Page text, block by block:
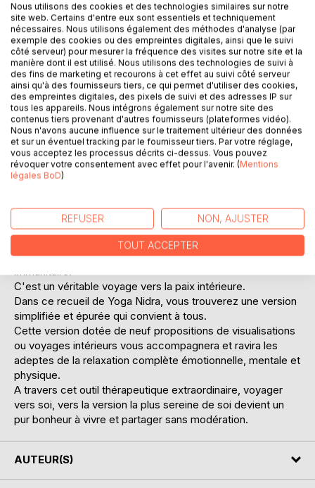
DESCRIPTION
Je suis accompagnante dans l'âme.
Après plus de 30 ans à travailler en équipe dans un métier
passionnément humain, mon savoir-être est devenu mon
savoir faire. J'ai choisi d'accompagner
professionnellement dans le domaine du bien-être pour
pratique du Yoga Nidra réduit significativement le stress,
l'anxiété, la détresse psychologique, la fatigue, jusqu'à
redonner au corps son état paisible et équilibré.
Il améliore la qualité du sommeil et renforce le système
immunitaire.
C'est un véritable voyage vers la paix intérieure.
Dans ce recueil de Yoga Nidra, vous trouverez une version
simplifiée et épurée qui convient à tous.
Cette version dotée de neuf propositions de visualisations
ou voyages intérieurs vous accompagnera et ravira les
adeptes de la relaxation complète émotionnelle, mentale et
physique.
A travers cet outil thérapeutique extraordinaire, voyager
vers soi, vers la version la plus sereine de soi devient un
pur bonheur à vivre et partager sans modération.
AUTEUR(S)
Nous utilisons des cookies et des technologies similaires sur notre
site web. Certains d'entre eux sont essentiels et techniquement
nécessaires. Nous utilisons également des méthodes d'analyse (par
exemple des cookies ou des empreintes digitales, ainsi que le suivi
côté serveur) pour mesurer la fréquence des visites sur notre site et la
manière dont il est utilisé. Nous utilisons des technologies de suivi à
des fins de marketing et recourons à cet effet au suivi côté serveur
ainsi qu'à des fournisseurs tiers, ce qui permet d'utiliser des cookies,
des empreintes digitales, des pixels de suivi et des adresses IP sur
tous les appareils. Nous intégrons également sur notre site des
contenus tiers provenant d'autres fournisseurs (plateformes vidéo).
Nous n'avons aucune influence sur le traitement ultérieur des données
et sur un éventuel tracking par le fournisseur tiers. Par votre réglage,
vous acceptez les processus décrits ci-dessus. Vous pouvez
révoquer votre consentement avec effet pour l'avenir. (Mentions
légales BoD)
REFUSER NON, AJUSTER
TOUT ACCEPTER